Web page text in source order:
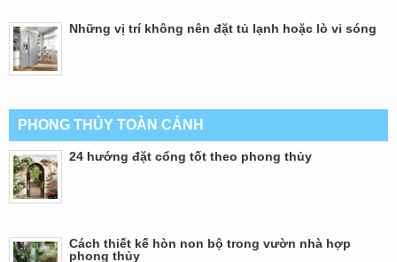
Những vị trí không nên đặt tủ lạnh hoặc lò vi sóng
PHONG THỦY TOÀN CẢNH
24 hướng đặt cổng tốt theo phong thủy
Cách thiết kế hòn non bộ trong vườn nhà hợp
phong thủy